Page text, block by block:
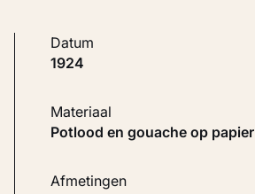
Datum
1924
Materiaal
Potlood en gouache op papier
Afmetingen